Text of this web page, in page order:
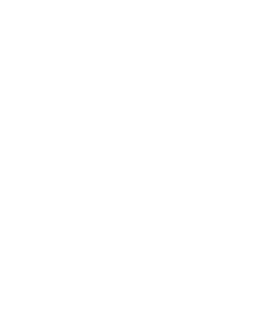
трубопроводов под
10 минут в г. Баня-